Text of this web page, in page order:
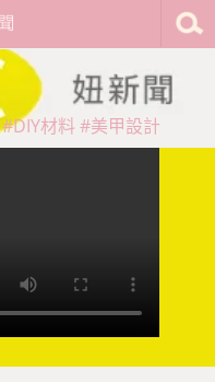
#DIY材料 #美甲設計